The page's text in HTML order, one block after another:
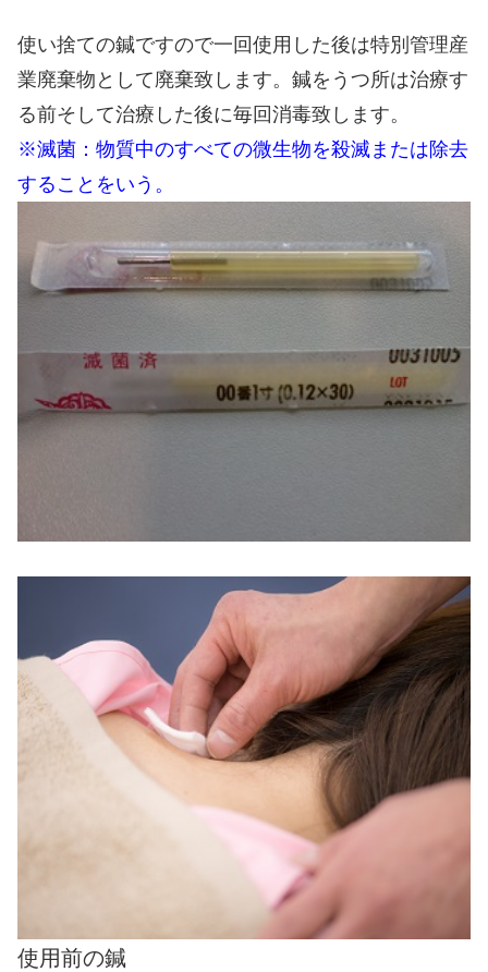
使い捨ての鍼ですので一回使用した後は特別管理産
業廃棄物として廃棄致します。鍼をうつ所は治療す
る前そして治療した後に毎回消毒致します。
※滅菌：物質中のすべての微生物を殺滅または除去
することをいう。
使用前の鍼